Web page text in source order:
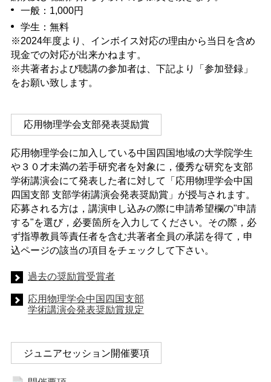
一般：1,000円
学生：無料
※2024年度より、インボイス対応の理由から当日を含め
現金での対応が出来かねます。
※共著者および聴講の参加者は、下記より「参加登録」
をお願い致します。
応用物理学会支部発表奨励賞
応用物理学会に加入している中国四国地域の大学院学生
や３０才未満の若手研究者を対象に，優秀な研究を支部
学術講演会にて発表した者に対して「応用物理学会中国
四国支部 支部学術講演会発表奨励賞」が授与されます。
応募される方は，講演申し込みの際に申請希望欄の"申請
する"を選び，必要箇所を入力してください。その際，必
ず指導教員等責任者を含む共著者全員の承諾を得て，申
込ページの該当の項目をチェックして下さい。
過去の奨励賞受賞者
応用物理学会中国四国支部
学術講演会発表奨励賞規定
ジュニアセッション開催要項